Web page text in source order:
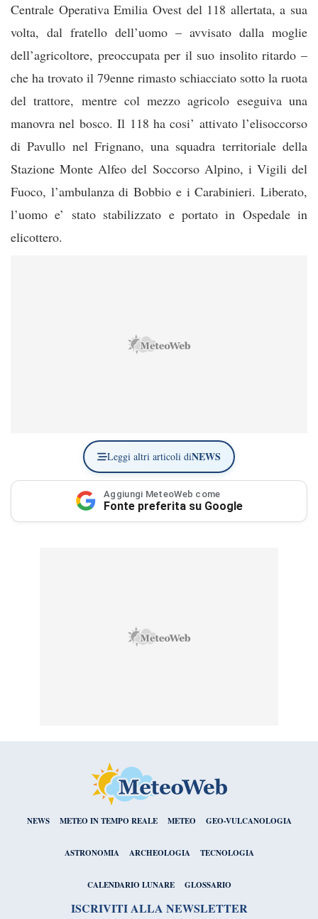
Centrale Operativa Emilia Ovest del 118 allertata, a sua
volta, dal fratello dell’uomo – avvisato dalla moglie
dell’agricoltore, preoccupata per il suo insolito ritardo –
che ha trovato il 79enne rimasto schiacciato sotto la ruota
del trattore, mentre col mezzo agricolo eseguiva una
manovra nel bosco. Il 118 ha cosi’ attivato l’elisoccorso
di Pavullo nel Frignano, una squadra territoriale della
Stazione Monte Alfeo del Soccorso Alpino, i Vigili del
Fuoco, l’ambulanza di Bobbio e i Carabinieri. Liberato,
l’uomo e’ stato stabilizzato e portato in Ospedale in
elicottero.
Leggi altri articoli diNEWS
Aggiungi MeteoWeb come
Fonte preferita su Google
NEWS METEO IN TEMPO REALE METEO GEO-VULCANOLOGIA
ASTRONOMIA ARCHEOLOGIA TECNOLOGIA
CALENDARIO LUNARE GLOSSARIO
ISCRIVITI ALLA NEWSLETTER